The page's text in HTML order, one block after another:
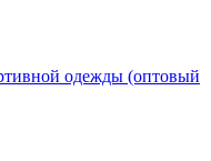
одежды (оптовый